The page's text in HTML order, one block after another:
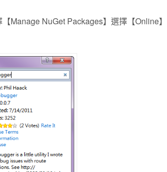
Manage NuGet Packages】選擇【Online